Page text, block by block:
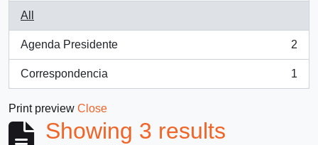
All
Agenda Presidente
, 2 results
2
Correspondencia
, 1 results
1
Print preview Close
Showing 3 results